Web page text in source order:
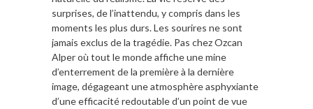
surprises, de l’inattendu, y compris dans les
moments les plus durs. Les sourires ne sont
jamais exclus de la tragédie. Pas chez Ozcan
Alper où tout le monde affiche une mine
d’enterrement de la première à la dernière
image, dégageant une atmosphère asphyxiante
d’une efficacité redoutable d’un point de vue